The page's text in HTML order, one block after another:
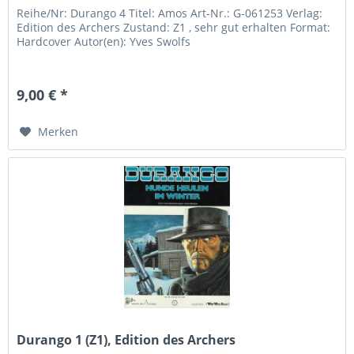
Reihe/Nr: Durango 4 Titel: Amos Art-Nr.: G-061253 Verlag:
Edition des Archers Zustand: Z1 , sehr gut erhalten Format:
Hardcover Autor(en): Yves Swolfs
9,00 € *
Merken
Durango 1 (Z1), Edition des Archers